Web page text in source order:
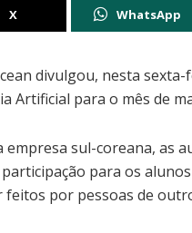
X WhatsApp
divulgou, nesta
Artificial para o mês de
sul-coreana, as
para os
por pessoas de